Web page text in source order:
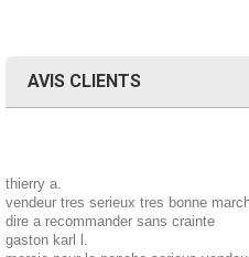
AVIS CLIENTS
thierry a.
vendeur tres serieux tres bonne
dire a recommander sans crainte
gaston karl l.